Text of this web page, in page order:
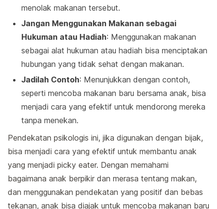
menolak makanan tersebut.
Jangan Menggunakan Makanan sebagai
Hukuman atau Hadiah: Menggunakan makanan
sebagai alat hukuman atau hadiah bisa menciptakan
hubungan yang tidak sehat dengan makanan.
Jadilah Contoh: Menunjukkan dengan contoh,
seperti mencoba makanan baru bersama anak, bisa
menjadi cara yang efektif untuk mendorong mereka
tanpa menekan.
Pendekatan psikologis ini, jika digunakan dengan bijak,
bisa menjadi cara yang efektif untuk membantu anak
yang menjadi picky eater. Dengan memahami
bagaimana anak berpikir dan merasa tentang makan,
dan menggunakan pendekatan yang positif dan bebas
tekanan, anak bisa diajak untuk mencoba makanan baru